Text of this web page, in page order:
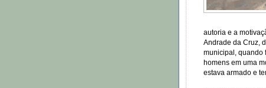
autoria e a
Andrade da Cruz,
municipal, quando
homens em uma
estava armado e